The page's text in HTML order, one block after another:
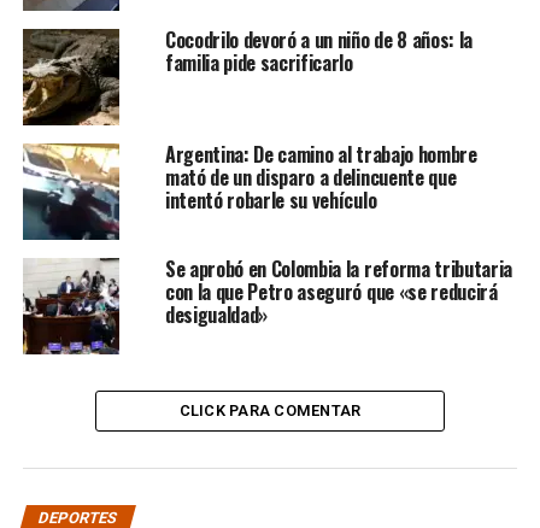
Cocodrilo devoró a un niño de 8 años: la
familia pide sacrificarlo
Argentina: De camino al trabajo hombre
mató de un disparo a delincuente que
intentó robarle su vehículo
Se aprobó en Colombia la reforma tributaria
con la que Petro aseguró que «se reducirá
desigualdad»
CLICK PARA COMENTAR
DEPORTES